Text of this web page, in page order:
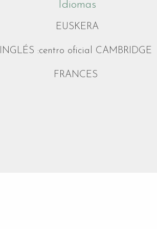
Idiomas
EUSKERA
INGLÉS :centro oficial CAMBRIDGE
FRANCES